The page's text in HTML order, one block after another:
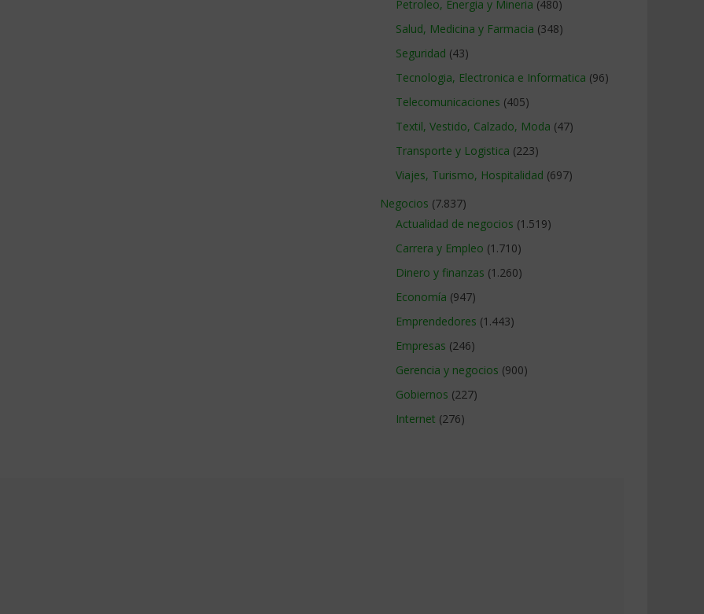
Petroleo, Energia y Mineria (480)
Salud, Medicina y Farmacia (348)
Seguridad (43)
Tecnologia, Electronica e Informatica (96)
Telecomunicaciones (405)
Textil, Vestido, Calzado, Moda (47)
Transporte y Logistica (223)
Viajes, Turismo, Hospitalidad (697)
Negocios (7.837)
Actualidad de negocios (1.519)
Carrera y Empleo (1.710)
Dinero y finanzas (1.260)
Economía (947)
Emprendedores (1.443)
Empresas (246)
Gerencia y negocios (900)
Gobiernos (227)
Internet (276)